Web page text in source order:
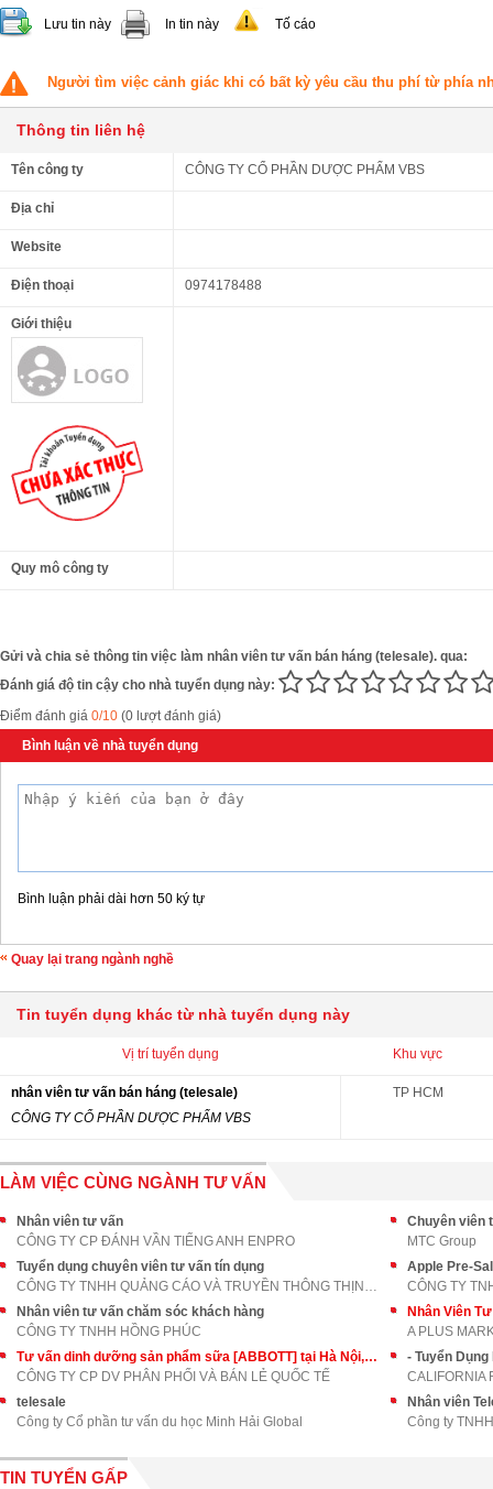
Lưu tin này In tin này Tố cáo
Người tìm việc cảnh giác khi có bất kỳ yêu cầu thu phí từ phía
Thông tin liên hệ
Tên công ty CÔNG TY CỔ PHẦN DƯỢC PHẨM VBS
Địa chỉ
Website
Điện thoại 0974178488
Giới thiệu
Quy mô công ty
Gửi và chia sẻ thông tin việc làm nhân viên tư vấn bán háng (telesale). qua:
Đánh giá độ tin cậy cho nhà tuyển dụng này:
Điểm đánh giá 0/10 (0 lượt đánh giá)
Bình luận về nhà tuyển dụng
Bình luận phải dài hơn 50 ký tự
Quay lại trang ngành nghề
Tin tuyển dụng khác từ nhà tuyển dụng này
Vị trí tuyển dụng Khu vực
nhân viên tư vấn bán háng (telesale)
CÔNG TY CỔ PHẦN DƯỢC PHẨM VBS
TP HCM
LÀM VIỆC CÙNG NGÀNH TƯ VẤN
Nhân viên tư vấn
CÔNG TY CP ĐÁNH VẦN TIẾNG ANH ENPRO
Chuyên viên
MTC Group
Tuyển dụng chuyên viên tư vấn tín dụng
CÔNG TY TNHH QUẢNG CÁO VÀ TRUYỀN THÔNG THỊNH AN PH
Apple Pre-
CÔNG TY
Nhân viên tư vấn chăm sóc khách hàng
CÔNG TY TNHH HỒNG PHÚC
Nhân Viên
A PLUS
Tư vấn dinh dưỡng sản phẩm sữa [ABBOTT] tại Hà Nội, Hồ Chí Minh
CÔNG TY CP DV PHÂN PHỐI VÀ BÁN LẺ QUỐC TẾ
- Tuyển
CALIFORNIA
telesale
Công ty Cổ phần tư vấn du học Minh Hải Global
Nhân viên
Công ty
TIN TUYỂN GẤP